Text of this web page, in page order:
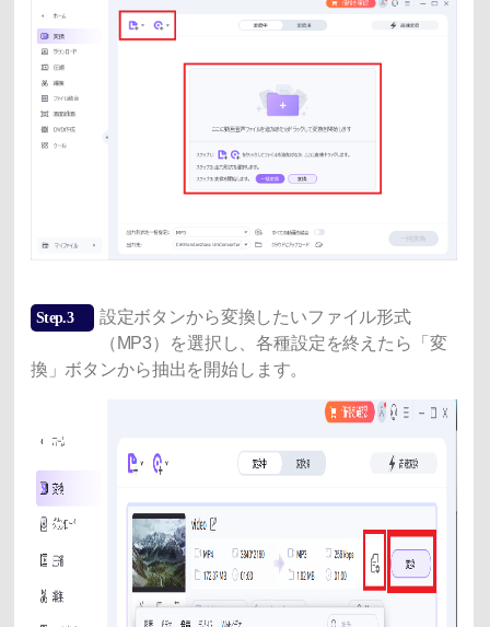
Step.3
設定ボタンから変換したいファイル形式
（MP3）を選択し、各種設定を終えたら「変
換」ボタンから抽出を開始します。